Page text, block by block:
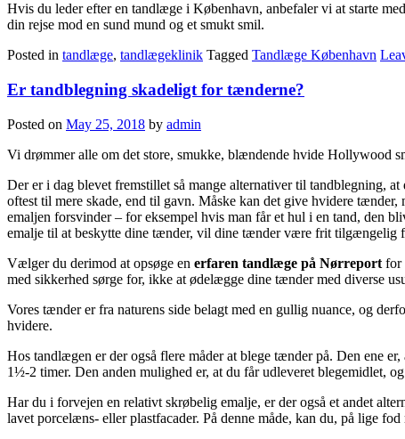
Hvis du leder efter en tandlæge i København, anbefaler vi at starte
din rejse mod en sund mund og et smukt smil.
Posted in tandlæge, tandlægeklinik Tagged Tandlæge København
Er tandblegning skadeligt for tænderne?
Posted on May 25, 2018 by admin
Vi drømmer alle om det store, smukke, blændende hvide Hollywood
Der er i dag blevet fremstillet så mange alternativer til tandblegning,
oftest til mere skade, end til gavn. Måske kan det give hvidere
emaljen forsvinder – for eksempel hvis man får et hul i en tand, den
emalje til at beskytte dine tænder, vil dine tænder være frit tilgængelig
Vælger du derimod at opsøge en erfaren tandlæge på Nørreport for
med sikkerhed sørge for, ikke at ødelægge dine tænder med diverse
Vores tænder er fra naturens side belagt med en gullig nuance, og
hvidere.
Hos tandlægen er der også flere måder at blege tænder på. Den ene
1½-2 timer. Den anden mulighed er, at du får udleveret blegemidlet,
Har du i forvejen en relativt skrøbelig emalje, er der også et andet
lavet porcelæns- eller plastfacader. På denne måde, kan du, på lige